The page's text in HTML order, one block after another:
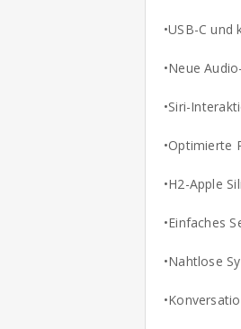
•USB-C und
•Neue
•Siri-
•Optimierte
•H2-Apple
•Einfaches
•Nahtlose